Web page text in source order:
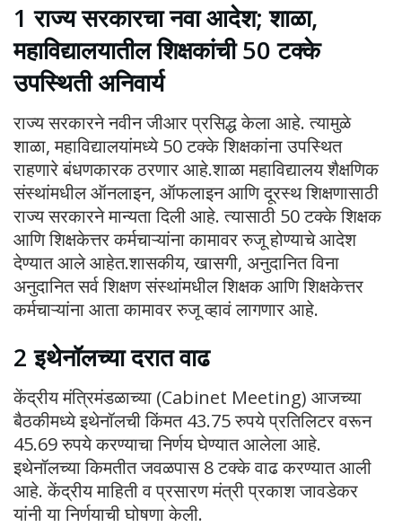
1 राज्य सरकारचा नवा आदेश; शाळा,
महाविद्यालयातील शिक्षकांची 50 टक्के
उपस्थिती अनिवार्य
राज्य सरकारने नवीन जीआर प्रसिद्ध केला आहे. त्यामुळे
शाळा, महाविद्यालयांमध्ये 50 टक्के शिक्षकांना उपस्थित
राहणारे बंधणकारक ठरणार आहे.शाळा महाविद्यालय शैक्षणिक
संस्थांमधील ऑनलाइन, ऑफलाइन आणि दूरस्थ शिक्षणासाठी
राज्य सरकारने मान्यता दिली आहे. त्यासाठी 50 टक्के शिक्षक
आणि शिक्षकेत्तर कर्मचाऱ्यांना कामावर रुजू होण्याचे आदेश
देण्यात आले आहेत.शासकीय, खासगी, अनुदानित विना
अनुदानित सर्व शिक्षण संस्थांमधील शिक्षक आणि शिक्षकेत्तर
कर्मचाऱ्यांना आता कामावर रुजू व्हावं लागणार आहे.
2 इथेनॉलच्या दरात वाढ
केंद्रीय मंत्रिमंडळाच्या (Cabinet Meeting) आजच्या
बैठकीमध्ये इथेनॉलची किंमत 43.75 रुपये प्रतिलिटर वरून
45.69 रुपये करण्याचा निर्णय घेण्यात आलेला आहे.
इथेनॉलच्या किमतीत जवळपास 8 टक्के वाढ करण्यात आली
आहे. केंद्रीय माहिती व प्रसारण मंत्री प्रकाश जावडेकर
यांनी या निर्णयाची घोषणा केली.